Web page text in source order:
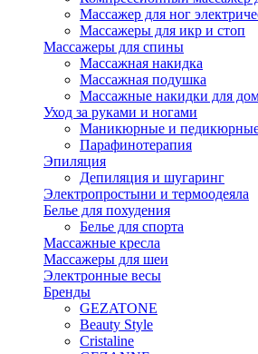
Массажер для ног
Массажеры для икр и стоп
Массажеры для спины
Массажная накидка
Массажная подушка
Массажные накидки для
Уход за руками и ногами
Маникюрные и
Парафинотерапия
Эпиляция
Депиляция и шугаринг
Электропростыни и термоодеяла
Белье для похудения
Белье для спорта
Массажные кресла
Массажеры для шеи
Электронные весы
Бренды
GEZATONE
Beauty Style
Cristaline